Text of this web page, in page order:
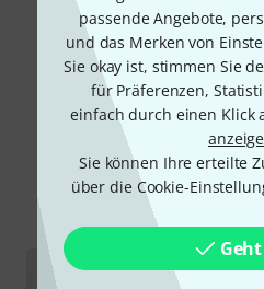
passende Angebote,
und das Merken von
Sie okay ist, stimmen Sie
für Präferenzen,
einfach durch einen Klick
Sie können Ihre erteilte
über die Cookie-
Alle
Schon
Alle